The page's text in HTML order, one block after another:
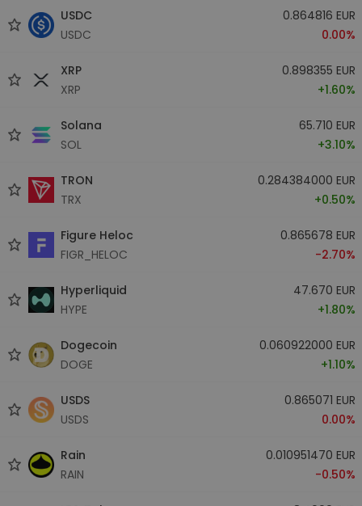
USDC
USDC
0.864816 EUR
0.00%
XRP
XRP
0.898355 EUR
+1.60%
Solana
SOL
65.710 EUR
+3.10%
TRON
TRX
0.284384000 EUR
+0.50%
Figure Heloc
FIGR_HELOC
0.865678 EUR
-2.70%
Hyperliquid
HYPE
47.670 EUR
+1.80%
Dogecoin
DOGE
0.060922000 EUR
+1.10%
USDS
USDS
0.865071 EUR
0.00%
Rain
RAIN
0.010951470 EUR
-0.50%